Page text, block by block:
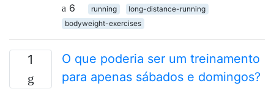
6
running
long-distance-running
bodyweight-exercises
1
O que poderia ser um treinamento
para apenas sábados e domingos?